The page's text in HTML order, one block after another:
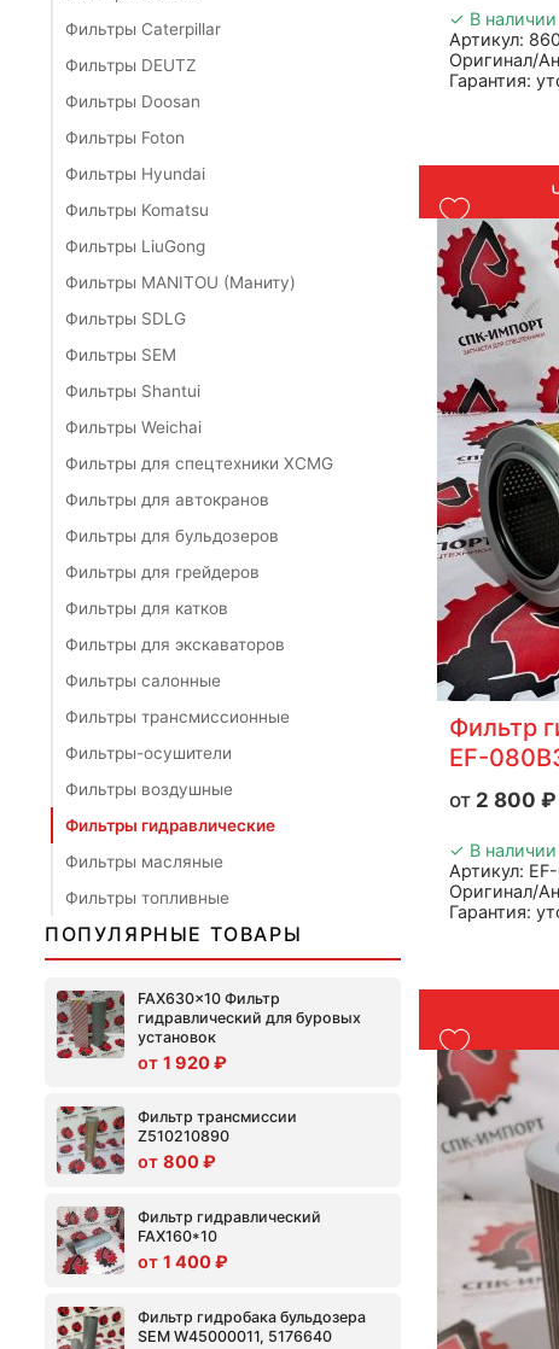
Фильтры Caterpillar
Фильтры DEUTZ
Фильтры Doosan
Фильтры Foton
Фильтры Hyundai
Фильтры Komatsu
Фильтры LiuGong
Фильтры MANITOU (Маниту)
Фильтры SDLG
Фильтры SEM
Фильтры Shantui
Фильтры Weichai
Фильтры для спецтехники XCMG
Фильтры для автокранов
Фильтры для бульдозеров
Фильтры для грейдеров
Фильтры для катков
Фильтры для экскаваторов
Фильтры салонные
Фильтры трансмиссионные
Фильтры-осушители
Фильтры воздушные
Фильтры гидравлические
Фильтры масляные
Фильтры топливные
ПОПУЛЯРНЫЕ ТОВАРЫ
FAX630x10 Фильтр
гидравлический для буровых
установок
1 920₽
Фильтр трансмиссии
Z510210890
800₽
Фильтр гидравлический
FAX160*10
1 400₽
Фильтр гидробака бульдозера
SEM W45000011, 5176640
✓ В наличии
Артикул:
Оригинал/
Гарантия:
Вес: 2 кг
Фильтр
EF-
2 800 ₽
✓ В наличии
Артикул:
Оригинал/
Гарантия:
Вес: 2 кг